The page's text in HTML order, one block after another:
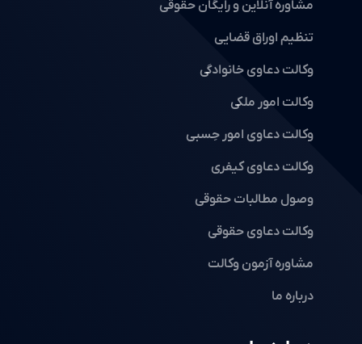
مشاوره آنلاین و رایگان حقوقی
تنظیم اوراق قضایی
وکالت دعاوی خانوادگی
وکالت امور ملکی
وکالت دعاوی امور حِسبی
وکالت دعاوی کیفری
وصول مطالبات حقوقی
وکالت دعاوی حقوقی
مشاوره آزمون وکالت
درباره ما